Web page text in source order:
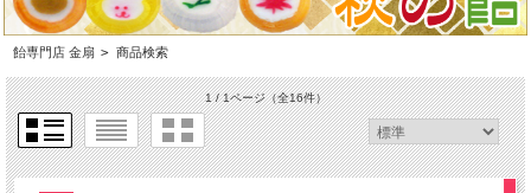
飴専門店 金扇 > 商品検索
1 / 1ページ（全16件）